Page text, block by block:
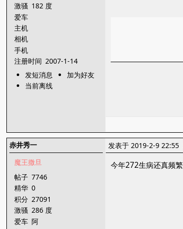
激骚 182 度
爱车
主机
相机
手机
注册时间 2007-1-14
发短消息
加为好友
当前离线
赤井秀一
魔王撒旦
帖子 7746
精华 0
积分 27091
激骚 286 度
爱车 阿
发表于 2019-2-9 22:55
今年272生病还真频繁